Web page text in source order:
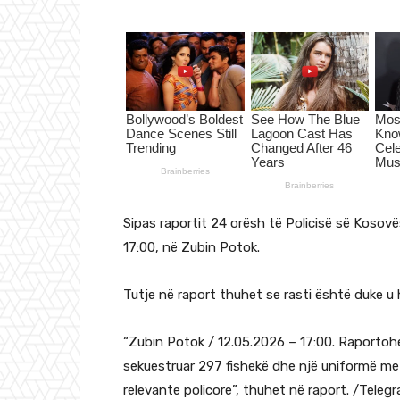
Sipas raportit 24 orësh të Policisë së
17:00, në Zubin Potok.
Tutje në raport thuhet se rasti është duke u
“Zubin Potok / 12.05.2026 – 17:00.
sekuestruar 297 fishekë dhe një uniformë
relevante policore”, thuhet në raport. /